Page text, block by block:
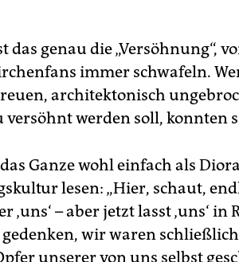
das genau die „Versöhnung“,
immer schwafeln.
architektonisch
versöhnt werden soll, konnten
Ganze wohl einfach als
lesen: „Hier, schaut,
‚uns‘ – aber jetzt lasst ‚uns‘
gedenken, wir waren
unserer von uns selbst